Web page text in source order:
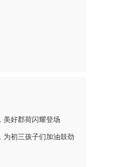
美好郡荷闪耀登场
为初三孩子们加油鼓劲